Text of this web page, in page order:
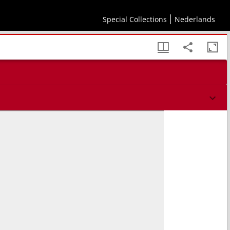
Special Collections Nederlands